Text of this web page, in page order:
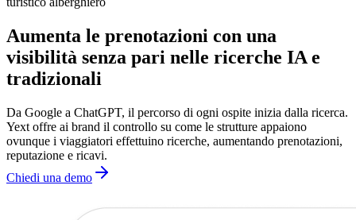
Aumenta le prenotazioni con una
visibilità senza pari nelle ricerche IA e
tradizionali
Da Google a ChatGPT, il percorso di ogni ospite inizia dalla ricerca.
Yext offre ai brand il controllo su come le strutture appaiono
ovunque i viaggiatori effettuino ricerche, aumentando prenotazioni,
reputazione e ricavi.
Chiedi una demo